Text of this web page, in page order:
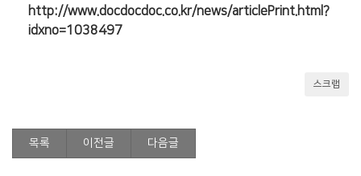
http://www.docdocdoc.co.kr/news/articlePrint.html?
idxno=1038497
스크랩
목록 이전글 다음글